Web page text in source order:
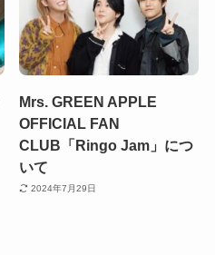
Mrs. GREEN APPLE
OFFICIAL FAN
CLUB「Ringo Jam」につ
いて
2024年7月29日